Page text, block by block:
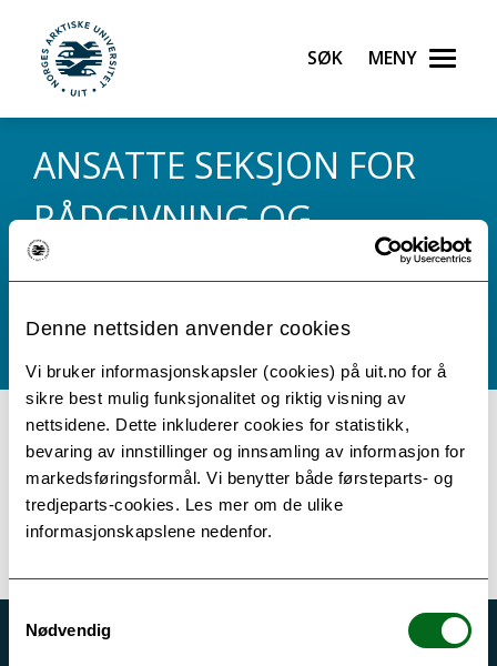
Denne nettsiden anvender cookies
Vi bruker informasjonskapsler (cookies) på uit.no for å
sikre best mulig funksjonalitet og riktig visning av
nettsidene. Dette inkluderer cookies for statistikk,
bevaring av innstillinger og innsamling av informasjon for
markedsføringsformål. Vi benytter både førsteparts- og
tredjeparts-cookies. Les mer om de ulike
informasjonskapslene nedenfor.
Nødvendig
Gå til hovedinnhold
UiT Norges arktiske universitet
Søk Meny
ANSATTE SEKSJON FOR
RÅDGIVNING OG
FORVALTNING (UTGÅTT)
A B C D E F G H I J K L M
O
P Q R S T U V W X Y Z Æ
Ø
Å